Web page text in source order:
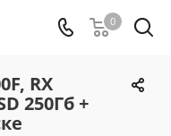
0
RX
250Гб +